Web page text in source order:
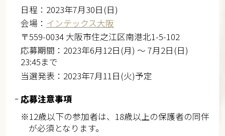
日程：2023年7月30日(日)
会場： インテックス大阪
〒559-0034 大阪市住之江区南港北1-5-102
応募期間：2023年6月12日(月) ～ 7月2日(日)
23:45まで
当選発表：2023年7月11日(火)予定
応募注意事項
※12歳以下の参加者は、18歳以上の保護者の同伴
が必須となります。